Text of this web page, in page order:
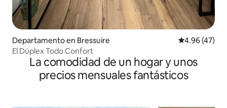
Departamento en Bressuire Calificación
4.96 (47)
El Dúplex Todo Confort
La comodidad de un hogar y unos
precios mensuales fantásticos